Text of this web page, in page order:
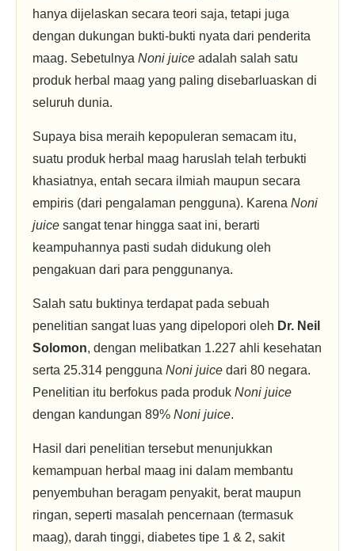
hanya dijelaskan secara teori saja, tetapi juga
dengan dukungan bukti-bukti nyata dari penderita
maag. Sebetulnya Noni juice adalah salah satu
produk herbal maag yang paling disebarluaskan di
seluruh dunia.
Supaya bisa meraih kepopuleran semacam itu,
suatu produk herbal maag haruslah telah terbukti
khasiatnya, entah secara ilmiah maupun secara
empiris (dari pengalaman pengguna). Karena Noni
juice sangat tenar hingga saat ini, berarti
keampuhannya pasti sudah didukung oleh
pengakuan dari para penggunanya.
Salah satu buktinya terdapat pada sebuah
penelitian sangat luas yang dipelopori oleh Dr. Neil
Solomon, dengan melibatkan 1.227 ahli kesehatan
serta 25.314 pengguna Noni juice dari 80 negara.
Penelitian itu berfokus pada produk Noni juice
dengan kandungan 89% Noni juice.
Hasil dari penelitian tersebut menunjukkan
kemampuan herbal maag ini dalam membantu
penyembuhan beragam penyakit, berat maupun
ringan, seperti masalah pencernaan (termasuk
maag), darah tinggi, diabetes tipe 1 & 2, sakit